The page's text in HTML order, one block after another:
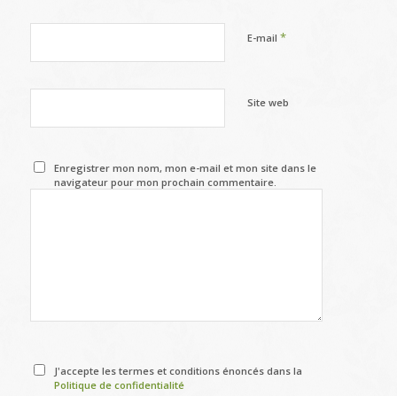
E-mail *
Site web
Enregistrer mon nom, mon e-mail et mon site dans le
navigateur pour mon prochain commentaire.
J'accepte les termes et conditions énoncés dans la
Politique de confidentialité